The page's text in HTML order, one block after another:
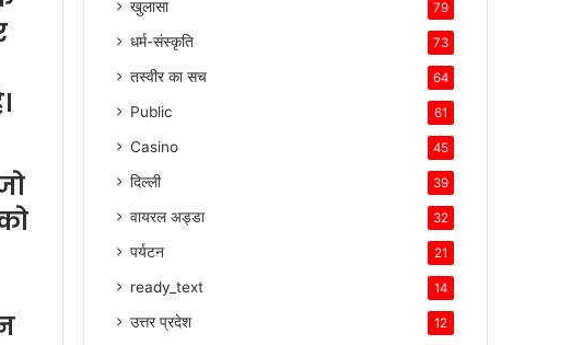
खुलासा 79
धर्म-संस्कृति 73
तस्वीर का सच 64
Public 61
Casino 45
दिल्ली 39
वायरल अड्डा 32
पर्यटन 21
ready_text 14
उत्तर प्रदेश 12